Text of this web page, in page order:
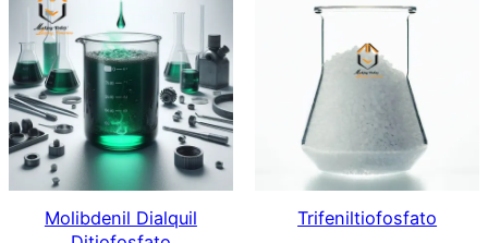
Molibdenil Dialquil
Trifeniltiofosfato